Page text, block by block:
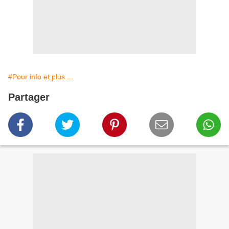
#Pour info et plus ...
Partager